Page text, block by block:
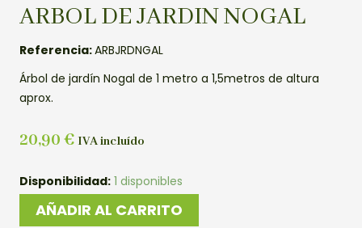
ARBOL DE JARDIN NOGAL
Referencia:ARBJRDNGAL
Árbol de jardín Nogal de 1 metro a 1,5metros de altura
aprox.
20,90 € IVA incluído
Disponibilidad: 1 disponibles
ARBOL
AÑADIR AL CARRITO